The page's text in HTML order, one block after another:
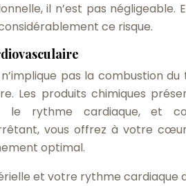
il n’est pas négligeable.
ce risque.
n’implique pas la combustion
Les produits chimiques
le rythme cardiaque, et
vous offrez à votre
optimal.
et votre rythme cardiaque